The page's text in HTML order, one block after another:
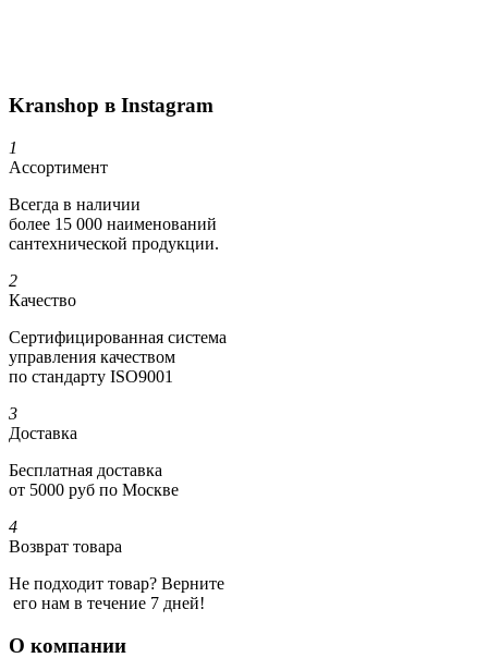
Kranshop в Instagram
1
Ассортимент
Всегда в наличии
более 15 000 наименований
сантехнической продукции.
2
Качество
Сертифициро­ванная система
управления качеством
по стандарту ISO9001
3
Доставка
Бесплатная доставка
от 5000 руб по Москве
4
Возврат товара
Не подходит товар? Верните
его нам в течение 7 дней!
О компании